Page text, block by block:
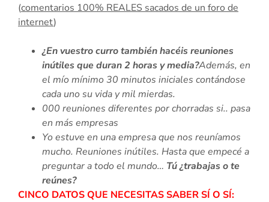
(comentarios 100% REALES sacados de un foro de
internet)
¿En vuestro curro también hacéis reuniones
inútiles que duran 2 horas y media?Además, en
el mío mínimo 30 minutos iniciales contándose
cada uno su vida y mil mierdas.
000 reuniones diferentes por chorradas si.. pasa
en más empresas
Yo estuve en una empresa que nos reuníamos
mucho. Reuniones inútiles. Hasta que empecé a
preguntar a todo el mundo… Tú ¿trabajas o te
reúnes?
CINCO DATOS QUE NECESITAS SABER SÍ O SÍ: